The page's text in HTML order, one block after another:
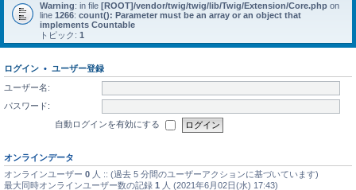
Warning: in file [ROOT]/vendor/twig/twig/lib/Twig/Extension/Core.php on
line 1266: count(): Parameter must be an array or an object that
implements Countable
トピック: 1
ログイン • ユーザー登録
ユーザー名:
パスワード:
自動ログインを有効にする
オンラインデータ
オンラインユーザー 0 人 :: (過去 5 分間のユーザーアクションに基づいています)
最大同時オンラインユーザー数の記録 1 人 (2021年6月02日(水) 17:43)